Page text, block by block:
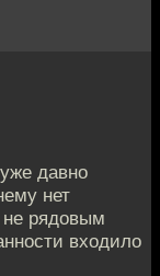
давно
нет
не рядовым
входило